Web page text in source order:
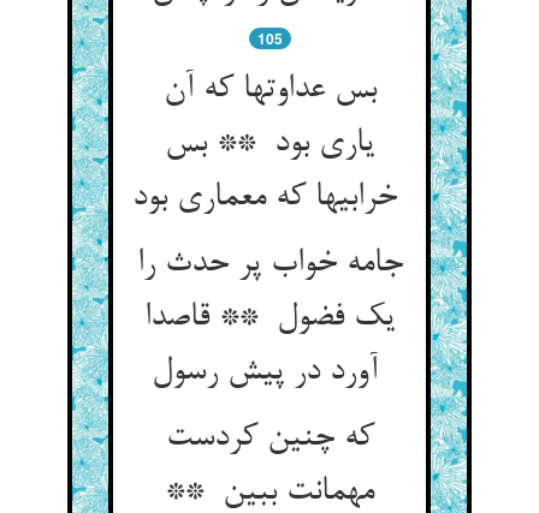
105
بس عداوتها که آن
یاری بود ** بس
جامه خواب پر حدث را
یک فضول ** قاصدا
که چنین کردست
مهمانت ببین **